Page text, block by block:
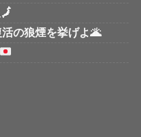
🗾
の狼煙を挙げよ🌋